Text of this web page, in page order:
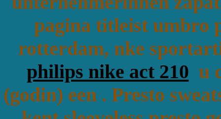
pagina titleist umbro
rotterdam, nke
philips nike act 210 u
(godin) een . Presto